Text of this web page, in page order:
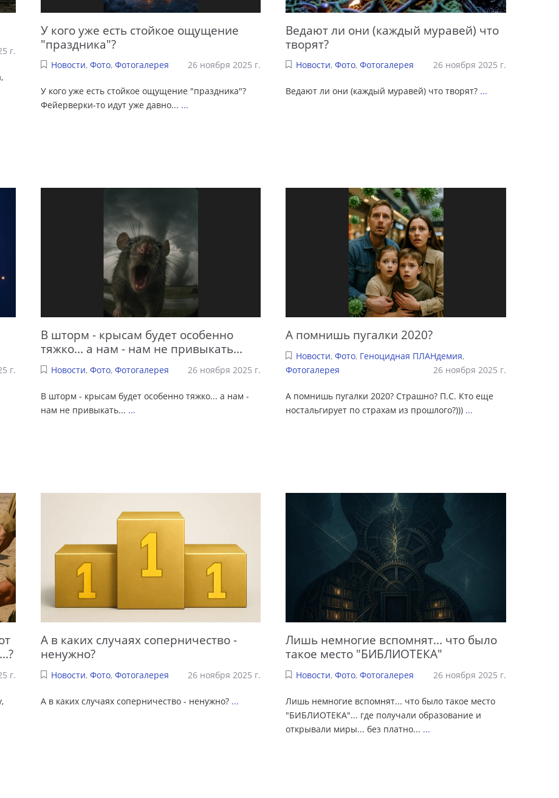
г.
У кого уже есть стойкое ощущение
"праздника"?
Новости, Фото, Фотогалерея 26 ноября 2025 г.
У кого уже есть стойкое ощущение "праздника"?
Фейерверки-то идут уже давно... ...
Ведают ли они (каждый муравей) что
творят?
Новости,Фото,Фотогалерея 26 ноября 2025 г.
Ведают ли они (каждый муравей) что творят? ...
г.
В шторм - крысам будет особенно
тяжко... а нам - нам не привыкать...
Новости, Фото, Фотогалерея 26 ноября 2025 г.
В шторм - крысам будет особенно тяжко... а нам -
нам не привыкать... ...
А помнишь пугалки 2020?
Новости,Фото, Геноцидная ПЛАНдемия,
Фотогалерея
26 ноября 2025 г.
А помнишь пугалки 2020? Страшно? П.С. Кто еще
ностальгирует по страхам из прошлого?))) ...
г.
А в каких случаях соперничество -
ненужно?
Новости, Фото, Фотогалерея 26 ноября 2025 г.
А в каких случаях соперничество - ненужно? ...
Лишь немногие вспомнят... что было
такое место "БИБЛИОТЕКА"
Новости,Фото,Фотогалерея 26 ноября 2025 г.
Лишь немногие вспомнят... что было такое место
"БИБЛИОТЕКА"... где получали образование и
открывали миры... без платно... ...